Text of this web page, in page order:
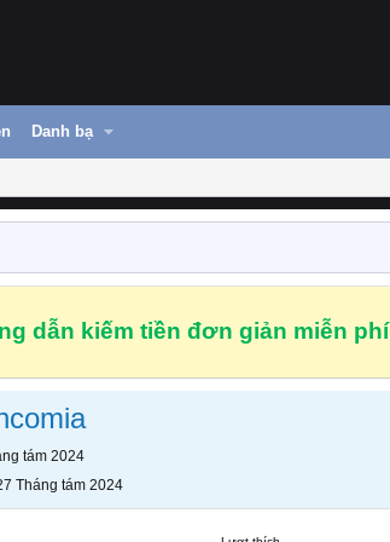
Danh bạ
dẫn kiếm tiền đơn giản miễn phí
tám 2024
Tháng tám 2024